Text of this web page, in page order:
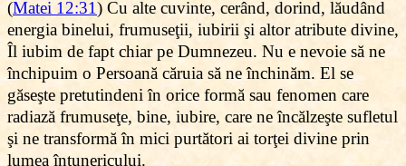
(Matei 12:31) Cu alte cuvinte, cerând, dorind, lăudând
energia binelui, frumuseţii, iubirii şi altor atribute divine,
Îl iubim de fapt chiar pe Dumnezeu. Nu e nevoie să ne
închipuim o Persoană căruia să ne închinăm. El se
găseşte pretutindeni în orice formă sau fenomen care
radiază frumuseţe, bine, iubire, care ne încălzeşte sufletul
şi ne transformă în mici purtători ai torţei divine prin
lumea întunericului.